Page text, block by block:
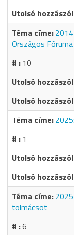
Országos Fóruma
10
1
tolmácsot
6